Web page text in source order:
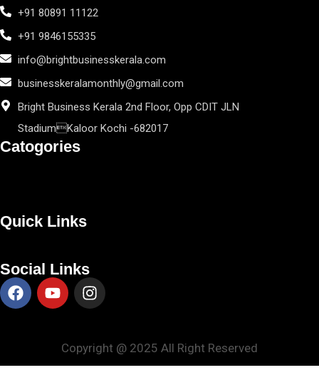
+91 80891 11122
+91 9846155335
info@brightbusinesskerala.com
businesskeralamonthly@gmail.com
Bright Business Kerala 2nd Floor, Opp CDIT JLN
StadiumKaloor Kochi -682017
Catogories
Quick Links
Social Links
Copyright @ 2025 All Right Reserved